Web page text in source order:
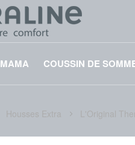
MAMA COUSSIN DE
Housses Extra L'Original